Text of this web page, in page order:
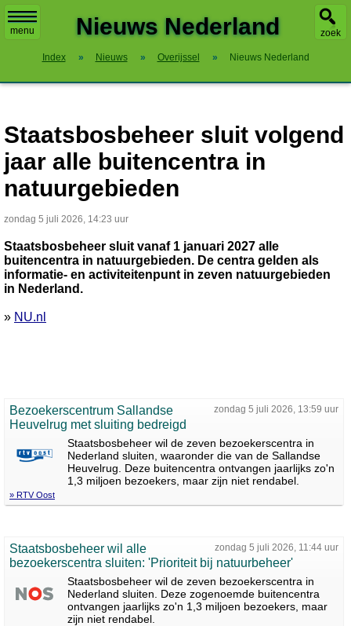
menu zoek
Nieuws Nederland
Index » Nieuws » Overijssel » Nieuws Nederland
Staatsbosbeheer sluit volgend
jaar alle buitencentra in
natuurgebieden
zondag 5 juli 2026, 14:23 uur
Staatsbosbeheer sluit vanaf 1 januari 2027 alle
buitencentra in natuurgebieden. De centra gelden als
informatie- en activiteitenpunt in zeven natuurgebieden
in Nederland.
» NU.nl
zondag 5 juli 2026, 13:59 uur
Bezoekerscentrum Sallandse
Heuvelrug met sluiting bedreigd
Staatsbosbeheer wil de zeven bezoekerscentra in
Nederland sluiten, waaronder die van de Sallandse
Heuvelrug. Deze buitencentra ontvangen jaarlijks zo'n
1,3 miljoen bezoekers, maar zijn niet rendabel.
» RTV Oost
zondag 5 juli 2026, 11:44 uur
Staatsbosbeheer wil alle
bezoekerscentra sluiten: 'Prioriteit bij natuurbeheer'
Staatsbosbeheer wil de zeven bezoekerscentra in
Nederland sluiten. Deze zogenoemde buitencentra
ontvangen jaarlijks zo'n 1,3 miljoen bezoekers, maar
zijn niet rendabel.